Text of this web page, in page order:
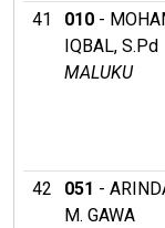
41
010 -
IQBAL, S.Pd
MALUKU
42
051 -
M. GAWA